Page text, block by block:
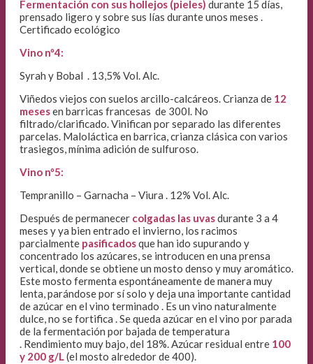
Fermentación con sus hollejos (pieles) durante 15 días,
prensado ligero y sobre sus lías durante unos meses .
Certificado ecológico
Vino nº4:
Syrah y Bobal . 13,5% Vol. Alc.
Viñedos viejos con suelos arcillo-calcáreos. Crianza de 12
mesesen barricas francesas de 300l. No
filtrado/clarificado. Vinifican por separado las diferentes
parcelas. Maloláctica en barrica, crianza clásica con varios
trasiegos, mínima adición de sulfuroso.
Vino nº5:
Tempranillo – Garnacha – Viura . 12% Vol. Alc.
Después de permanecer colgadas las uvasdurante 3 a 4
meses y ya bien entrado el invierno, los racimos
parcialmente pasificadosque han ido supurando y
concentrado los azúcares, se introducen en una prensa
vertical, donde se obtiene un mosto denso y muy aromático.
Este mosto fermenta espontáneamente de manera muy
lenta, parándose por sí solo y deja una importante cantidad
de azúcar en el vino terminado . Es un vino naturalmente
dulce, no se fortifica . Se queda azúcar en el vino por parada
de la fermentación por bajada de temperatura
. Rendimiento muy bajo, del 18%. Azúcar residual entre 100
y 200 g/L(el mosto alrededor de 400).